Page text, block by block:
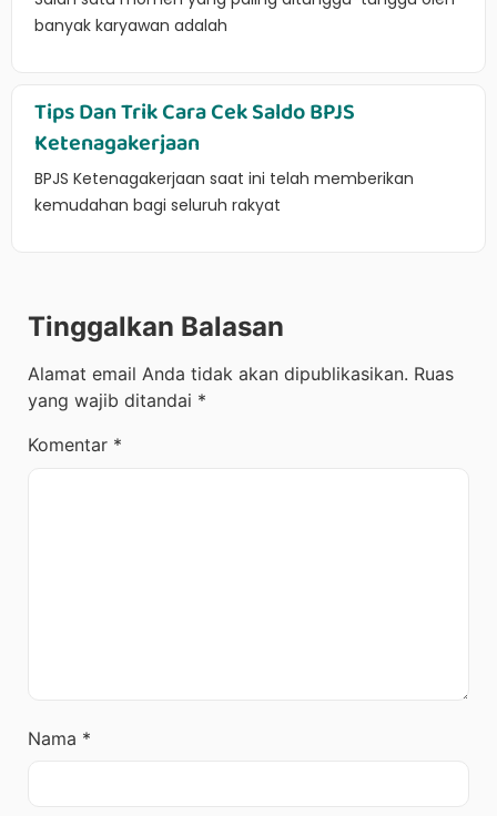
banyak karyawan adalah
Tips Dan Trik Cara Cek Saldo BPJS
Ketenagakerjaan
BPJS Ketenagakerjaan saat ini telah memberikan
kemudahan bagi seluruh rakyat
Tinggalkan Balasan
Alamat email Anda tidak akan dipublikasikan. Ruas
yang wajib ditandai *
Komentar *
Nama *